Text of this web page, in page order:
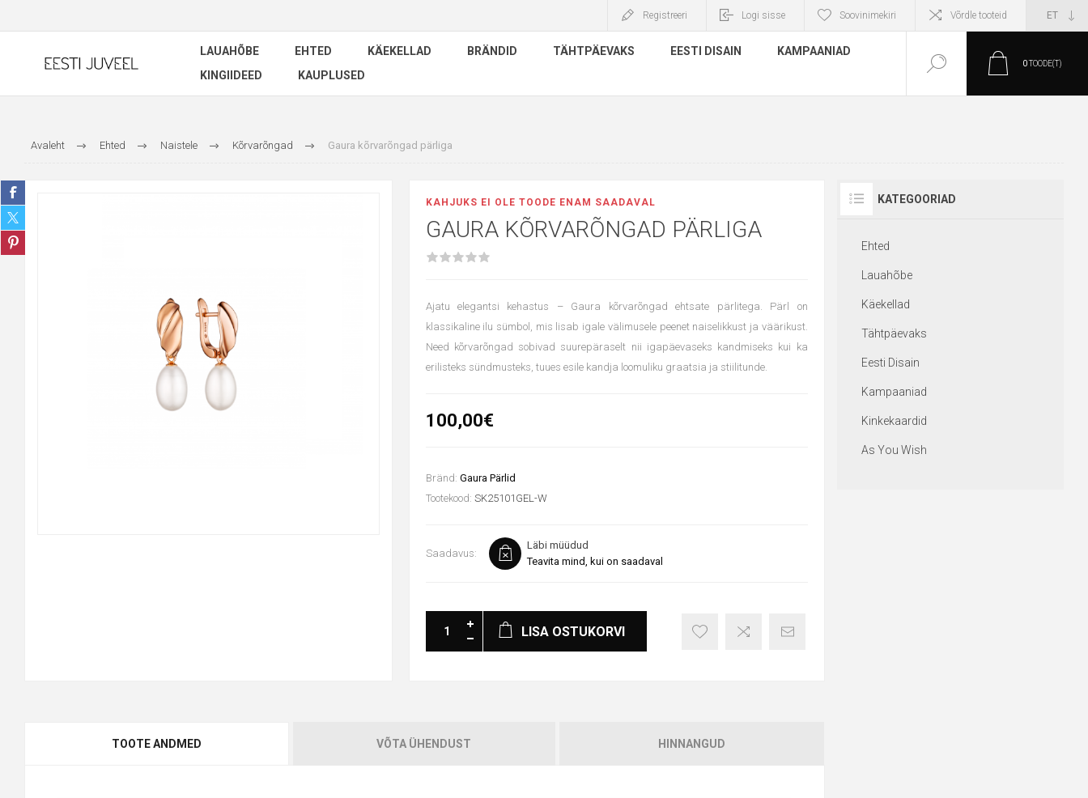
Registreeri Logi sisse Soovinimekiri Võrdle tooteid
LAUAHÕBE EHTED KÄEKELLAD BRÄNDID TÄHTPÄEVAKS EESTI DISAIN
KAMPAANIAD
KINGIIDEED
KAUPLUSED
0TOODE(T)
Avaleht Ehted Naistele Kõrvarõngad Gaura kõrvarõngad pärliga
KAHJUKS EI OLE TOODE ENAM SAADAVAL
GAURA KÕRVARÕNGAD PÄRLIGA
Ajatu elegantsi kehastus – Gaura kõrvarõngad ehtsate pärlitega. Pärl on
klassikaline ilu sümbol, mis lisab igale välimusele peenet naiselikkust ja väärikust.
Need kõrvarõngad sobivad suurepäraselt nii igapäevaseks kandmiseks kui ka
erilisteks sündmusteks, tuues esile kandja loomuliku graatsia ja stiilitunde.
100,00€
Bränd: Gaura Pärlid
Tootekood: SK25101GEL-W
Saadavus:
Läbi müüdud
Teavita mind, kui on saadaval
LISA OSTUKORVI
TOOTE ANDMED VÕTA ÜHENDUST HINNANGUD
KATEGOORIAD
Ehted
Lauahõbe
Käekellad
Tähtpäevaks
Eesti Disain
Kampaaniad
Kinkekaardid
As You Wish